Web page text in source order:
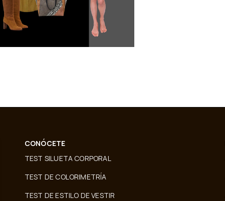
CONÓCETE
TEST SILUETA CORPORAL
TEST DE COLORIMETRÍA
TEST DE ESTILO DE VESTIR